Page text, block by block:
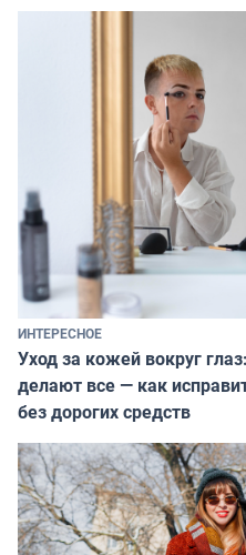
ИНТЕРЕСНОЕ
Уход за кожей вокруг
делают все — как
без дорогих средств